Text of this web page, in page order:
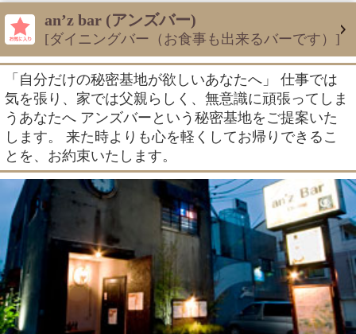
an’z bar (アンズバー)
[ダイニングバー（お食事も出来るバーです）]
「自分だけの秘密基地が欲しいあなたへ」 仕事では
気を張り、家では父親らしく、無意識に頑張ってしま
うあなたへ アンズバーという秘密基地をご提案いた
します。 来た時よりも心を軽くしてお帰りできるこ
とを、お約束いたします。